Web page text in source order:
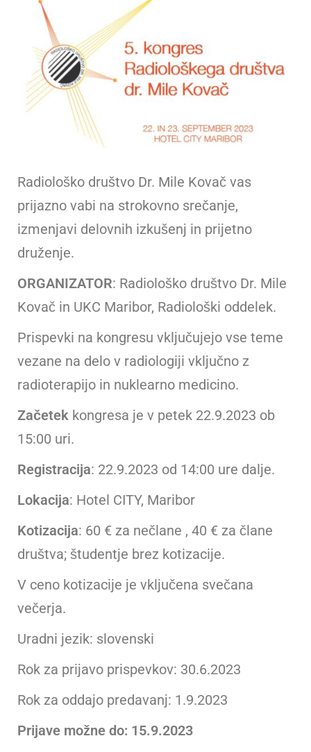
Radiološko društvo Dr. Mile Kovač vas
prijazno vabi na strokovno srečanje,
izmenjavi delovnih izkušenj in prijetno
druženje.
ORGANIZATOR: Radiološko društvo Dr. Mile
Kovač in UKC Maribor, Radiološki oddelek.
Prispevki na kongresu vključujejo vse teme
vezane na delo v radiologiji vključno z
radioterapijo in nuklearno medicino.
Začetek kongresa je v petek 22.9.2023 ob
15:00 uri.
Registracija: 22.9.2023 od 14:00 ure dalje.
Lokacija: Hotel CITY, Maribor
Kotizacija: 60 € za nečlane , 40 € za člane
društva; študentje brez kotizacije.
V ceno kotizacije je vključena svečana
večerja.
Uradni jezik: slovenski
Rok za prijavo prispevkov: 30.6.2023
Rok za oddajo predavanj: 1.9.2023
Prijave možne do: 15.9.2023